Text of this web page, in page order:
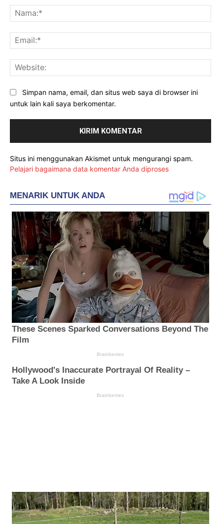
Simpan nama, email, dan situs web saya di browser ini
untuk lain kali saya berkomentar.
Situs ini menggunakan Akismet untuk mengurangi spam.
Pelajari bagaimana data komentar Anda diproses